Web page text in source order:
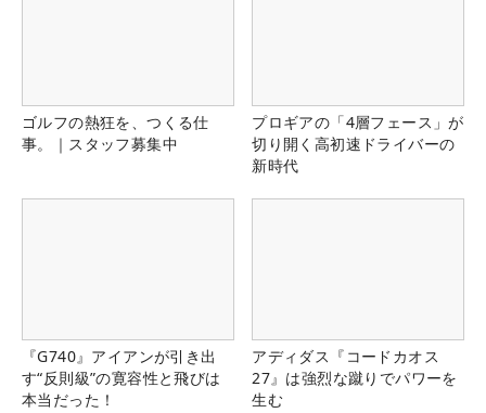
ゴルフの熱狂を、つくる仕
事。｜スタッフ募集中
プロギアの「4層フェース」が
切り開く高初速ドライバーの
新時代
『G740』アイアンが引き出
す“反則級”の寛容性と飛びは
本当だった！
アディダス『コードカオス
27』は強烈な蹴りでパワーを
生む